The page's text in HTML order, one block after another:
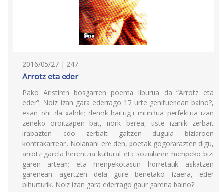
2016/05/27 | 247
Arrotz eta eder
Pako Aristiren bosgarren poema liburua da “Arrotz eta
eder”. Noiz izan gara ederrago 17 urte genituenean baino?,
esan ohi da xaloki; denok baitugu mundua perfektua izan
zeneko oroitzapen bat, nork berea, uste izanik zerbait
irabazten edo zerbait galtzen dugula biziaroen
kontrakarrean. Nolanahi ere den, poetak gogorarazten digu,
arrotz garela herentzia kultural eta sozialaren menpeko bizi
garen artean; eta menpekotasun horretatik askatzen
garenean agertzen dela gure benetako izaera, eder
bihurturik. Noiz izan gara ederrago gaur garena baino?